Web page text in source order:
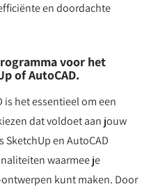
en doordachte
voor het
of AutoCAD.
het essentieel om een
dat voldoet aan jouw
en AutoCAD
waarmee je
kunt maken. Door